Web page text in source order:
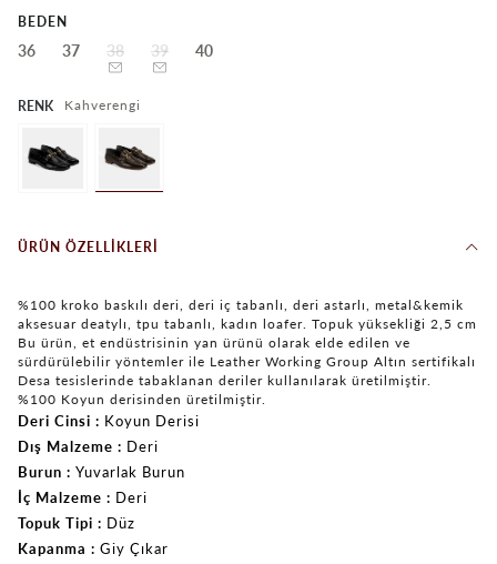
BEDEN
36 37 38 39 40
RENK Kahverengi
ÜRÜN ÖZELLIKLERI
%100 kroko baskılı deri, deri iç tabanlı, deri astarlı, metal&kemik
aksesuar deatylı, tpu tabanlı, kadın loafer. Topuk yüksekliği 2,5 cm
Bu ürün, et endüstrisinin yan ürünü olarak elde edilen ve
sürdürülebilir yöntemler ile Leather Working Group Altın sertifikalı
Desa tesislerinde tabaklanan deriler kullanılarak üretilmiştir.
%100 Koyun derisinden üretilmiştir.
Deri Cinsi
Koyun Derisi
Dış Malzeme
Deri
Burun
Yuvarlak Burun
İç Malzeme
Deri
Topuk Tipi
Düz
Kapanma
Giy Çıkar